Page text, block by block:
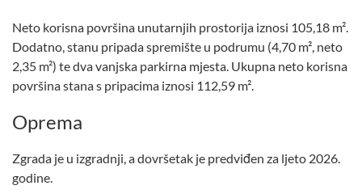
Neto korisna površina unutarnjih prostorija iznosi 105,18 m².
Dodatno, stanu pripada spremište u podrumu (4,70 m², neto
2,35 m²) te dva vanjska parkirna mjesta. Ukupna neto korisna
površina stana s pripacima iznosi 112,59 m².
Oprema
Zgrada je u izgradnji, a dovršetak je predviđen za ljeto 2026.
godine.